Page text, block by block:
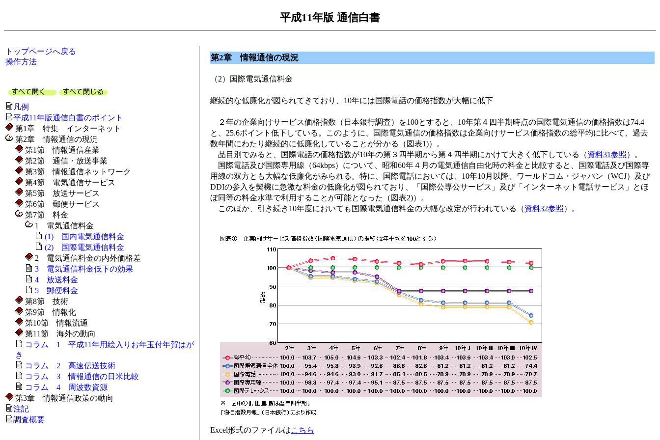
平成11年版 通信白書
トップページへ戻る
操作方法
凡例
平成11年版通信白書のポイント
第1章 特集 インターネット
第2章 情報通信の現況
第1節 情報通信産業
第2節 通信・放送事業
第3節 情報通信ネットワーク
第4節 電気通信サービス
第5節 放送サービス
第6節 郵便サービス
第7節 料金
1 電気通信料金
(1) 国内電気通信料金
(2) 国際電気通信料金
2 電気通信料金の内外価格差
3 電気通信料金低下の効果
4 放送料金
5 郵便料金
第8節 技術
第9節 情報化
第10節 情報流通
第11節 海外の動向
コラム 1 平成11年用絵入りお年玉付年賀はが
き
コラム 2 高速伝送技術
コラム 3 情報通信の日米比較
コラム 4 周波数資源
第3章 情報通信政策の動向
注記
調査概要
第2章 情報通信の現況
（2）国際電気通信料金
継続的な低廉化が図られてきており、10年には国際電話の価格指数が大幅に低下
２年の企業向けサービス価格指数（日本銀行調査）を100とすると、10年第４四半期時点の国際電気通信の価格指数は74.4
と、25.6ポイント低下している。このように、国際電気通信の価格指数は企業向けサービス価格指数の総平均に比べて、過去
数年間にわたり継続的に低廉化していることが分かる（図表1)）。
品目別でみると、国際電話の価格指数が10年の第３四半期から第４四半期にかけて大きく低下している（資料31参照）。
国際電話及び国際専用線（64kbps）について、昭和60年４月の電気通信自由化時の料金と比較すると、国際電話及び国際専
用線の双方とも大幅な低廉化がみられる。特に、国際電話においては、10年10月以降、ワールドコム・ジャパン（WCJ）及び
DDIの参入を契機に急激な料金の低廉化が図られており、「国際公専公サービス」及び「インターネット電話サービス」とほ
ぼ同等の料金水準で利用することが可能となった（図表2)）。
このほか、引き続き10年度においても国際電気通信料金の大幅な改定が行われている（資料32参照）。
Excel形式のファイルはこちら